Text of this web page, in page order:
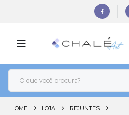
HOME LOJA
REJUNTES